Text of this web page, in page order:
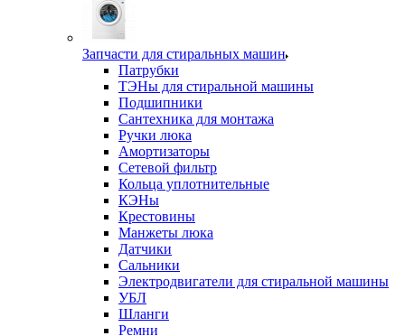
Запчасти для стиральных машин
Патрубки
ТЭНы для стиральной машины
Подшипники
Сантехника для монтажа
Ручки люка
Амортизаторы
Сетевой фильтр
Кольца уплотнительные
КЭНы
Крестовины
Манжеты люка
Датчики
Сальники
Электродвигатели для стиральной машины
УБЛ
Шланги
Ремни